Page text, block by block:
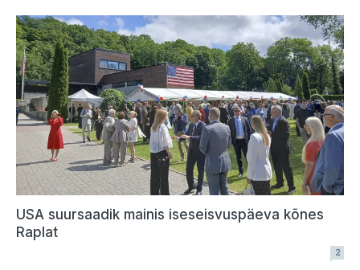
USA suursaadik mainis iseseisvuspäeva kõnes
Raplat
2